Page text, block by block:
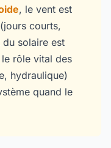
, le vent est
courts,
solaire est
rôle vital des
hydraulique)
quand le